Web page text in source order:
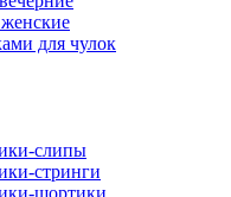
для чулок
слипы
стринги
шортики